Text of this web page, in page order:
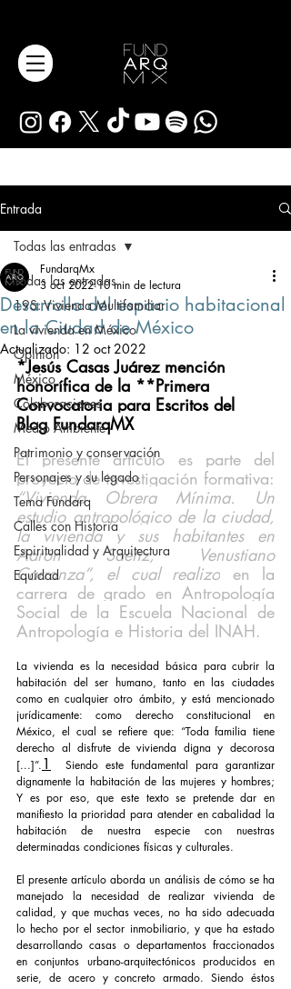
Entrada
Todas las entradas
19S: Vivienda Multifamiliar
La vivienda en México
Opinión
México
Colaboraciones
Medio Ambiente
Patrimonio y conservación
Personajes y su legado
Tema Fundarq
Calles con Historia
Espiritualidad y Arquitectura
Equidad
Todas las entradas
Desarrollo del espacio habitacional
en la Ciudad de México
FundarqMx
3 oct 2022 10 min de lectura
Actualizado: 12 oct 2022
*Jesús Casas Juárez mención
honorífica de la **Primera
Convocatoria para Escritos del
Blog FundarqMX
El presente artículo es parte del
proyecto de investigación formativa:
“Vivienda Obrera Mínima. Un
estudio antropológico de la ciudad,
la vivienda y sus habitantes en
Aarón Saenz, Venustiano
Carranza”, el cual realizo en la
carrera de grado en Antropología
Social de la Escuela Nacional de
Antropología e Historia del INAH.
La vivienda es la necesidad básica para cubrir la
habitación del ser humano, tanto en las ciudades
como en cualquier otro ámbito, y está mencionado
jurídicamente: como derecho constitucional en
México, el cual se refiere que: “Toda familia tiene
derecho al disfrute de vivienda digna y decorosa
[...]”.1
Siendo este fundamental para garantizar
dignamente la habitación de las mujeres y hombres;
Y es por eso, que este texto se pretende dar en
manifiesto la prioridad para atender en cabalidad la
habitación de nuestra especie con nuestras
determinadas condiciones físicas y culturales.
El presente artículo aborda un análisis de cómo se ha
manejado la necesidad de realizar vivienda de
calidad, y que muchas veces, no ha sido adecuada
lo hecho por el sector inmobiliario, y que ha estado
desarrollando casas o departamentos fraccionados
en conjuntos urbano-arquitectónicos producidos en
serie, de acero y concreto armado. Siendo éstos